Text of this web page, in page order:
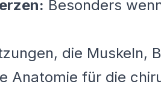
Besonders
die Muskeln,
Anatomie für die